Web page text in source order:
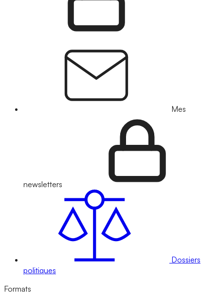
Mes
newsletters
Dossiers
politiques
Formats